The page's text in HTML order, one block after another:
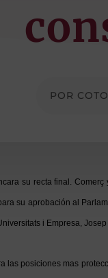
POR
su recta final.
su aprobación al
i Empresa,
las posiciones mas